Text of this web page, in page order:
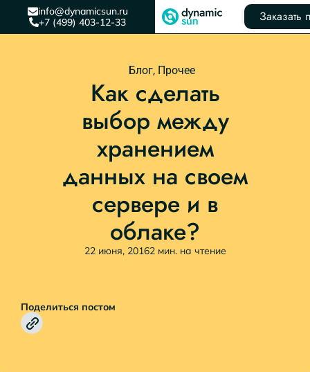
info@dynamicsun.ru
+7 (499) 403-12-33
Заказать
Блог, Прочее
Как сделать
выбор между
хранением
данных на своем
сервере и в
облаке?
22 июня, 20162 мин. на чтение
Поделиться постом